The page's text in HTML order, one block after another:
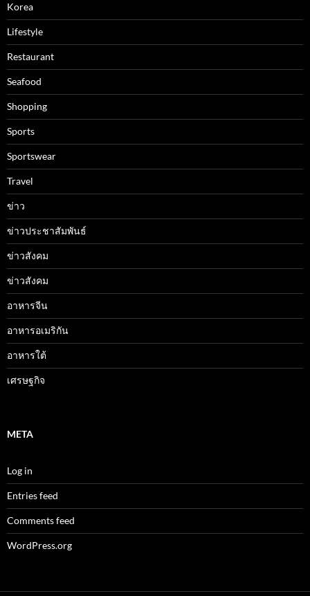
Korea
Lifestyle
Restaurant
Seafood
Shopping
Sports
Sportswear
Travel
ข่าว
ข่าวประชาสัมพันธ์
ข่าวสังคม
ข่าวสังคม
อาหารจีน
อาหารอเมริกัน
อาหารใต้
เศรษฐกิจ
META
Log in
Entries feed
Comments feed
WordPress.org